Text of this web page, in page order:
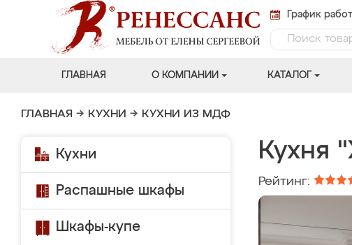
График
ГЛАВНАЯ О КОМПАНИИ КАТАЛОГ
ГЛАВНАЯ → КУХНИ → КУХНИ ИЗ МДФ
Кухни
Распашные шкафы
Шкафы-купе
Кухня
Рейтинг: